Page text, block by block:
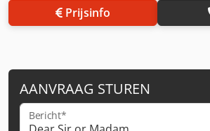
Prijsinfo
AANVRAAG STUREN
Bericht*